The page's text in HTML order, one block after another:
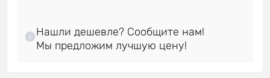
Нашли дешевле? Сообщите нам!